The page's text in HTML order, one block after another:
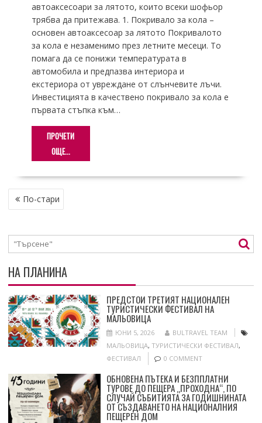
автоаксесоари за лятото, които всеки шофьор
трябва да притежава. 1. Покривало за кола –
основен автоаксесоар за лятото Покривалото
за кола е незаменимо през летните месеци. То
помага да се понижи температурата в
автомобила и предпазва интериора и
екстериора от увреждане от слънчевите лъчи.
Инвестицията в качествено покривало за кола е
първата стъпка към…
ПРОЧЕТИ
ОЩЕ...
НАВИГАЦИЯ
По-стари
НА ПЛАНИНА
ПРЕДСТОИ ТРЕТИЯТ НАЦИОНАЛЕН
ТУРИСТИЧЕСКИ ФЕСТИВАЛ НА
МАЛЬОВИЦА
ЮНИ 5, 2026
BULTRAVEL TEAM
МАЛЬОВИЦА, ТУРИСТИЧЕСКИ ФЕСТИВАЛ,
ФЕСТИВАЛ
0 COMMENT
ОБНОВЕНА ПЪТЕКА И БЕЗППЛАТНИ
ТУРОВЕ ДО ПЕЩЕРА „ПРОХОДНА“, ПО
СЛУЧАЙ СЪБИТИЯТА ЗА ГОДИШНИНАТА
ОТ СЪЗДАВАНЕТО НА НАЦИОНАЛНИЯ
ПЕЩЕРЕН ДОМ